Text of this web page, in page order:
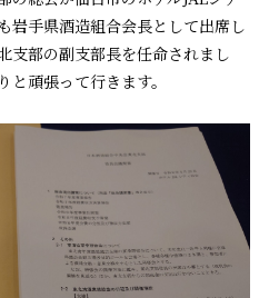
岩手県酒造組合会長として出席し
支部の副支部長を任命されまし
頑張って行きます。